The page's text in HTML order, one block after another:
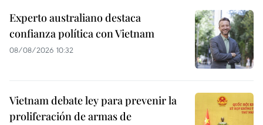
Experto australiano destaca
confianza política con Vietnam
08/08/2026 10:32
Vietnam debate ley para prevenir la
proliferación de armas de